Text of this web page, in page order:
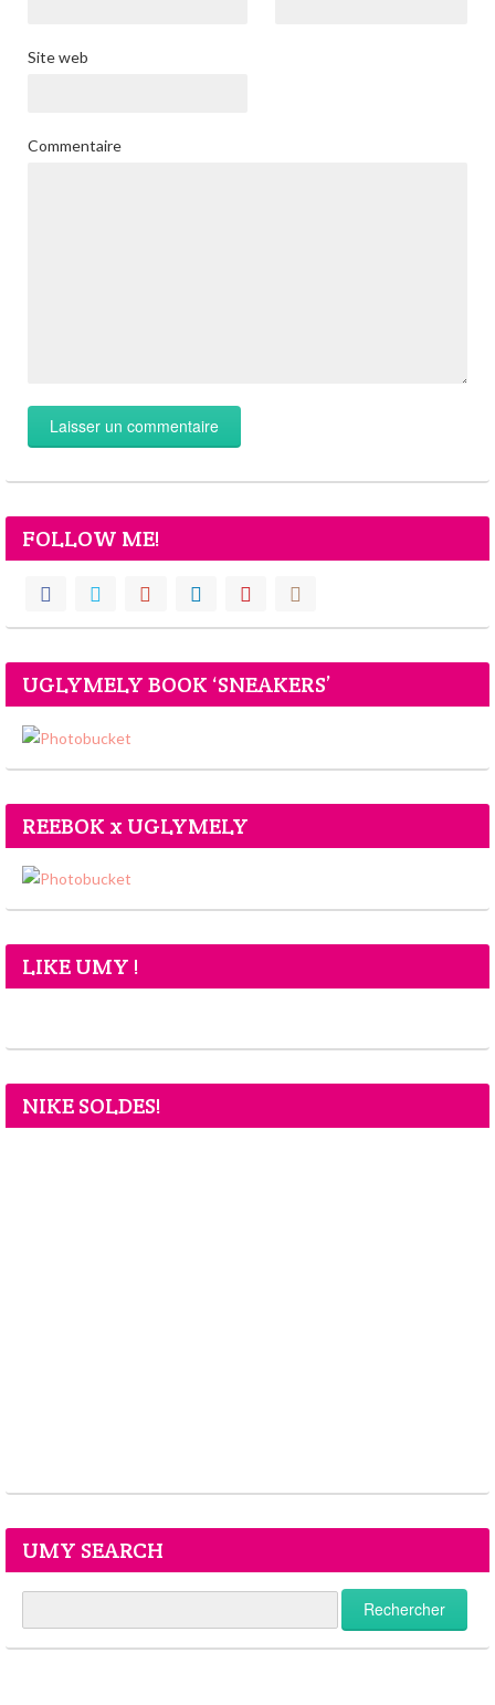
Site web
Commentaire
FOLLOW ME!
UGLYMELY BOOK ‘SNEAKERS’
REEBOK x UGLYMELY
LIKE UMY !
NIKE SOLDES!
UMY SEARCH